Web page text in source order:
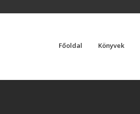
Főoldal Könyvek